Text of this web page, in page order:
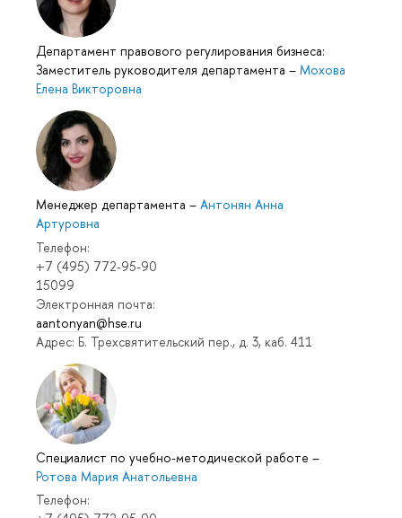
Департамент правового регулирования бизнеса:
Заместитель руководителя департамента – Мохова
Елена Викторовна
Менеджер департамента – Антонян Анна
Артуровна
Телефон:
+7 (495) 772-95-90
15099
Электронная почта:
aantonyan@hse.ru
Адрес: Б. Трехсвятительский пер., д. 3, каб. 411
Специалист по учебно-методической работе –
Ротова Мария Анатольевна
Телефон: